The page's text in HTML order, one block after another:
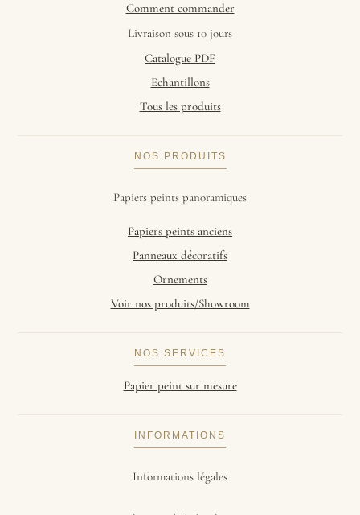
Comment commander
Livraison sous 10 jours
Catalogue PDF
Echantillons
Tous les produits
NOS PRODUITS
Papiers peints panoramiques
Papiers peints anciens
Panneaux décoratifs
Ornements
Voir nos produits/Showroom
NOS SERVICES
Papier peint sur mesure
INFORMATIONS
Informations légales